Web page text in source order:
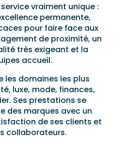
vraiment unique :
permanente,
pour faire face aux
de proximité, un
très exigeant et la
accueil.
les domaines les plus
luxe, mode, finances,
Ses prestations se
des marques avec un
de ses clients et
collaborateurs.